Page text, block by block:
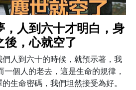
，人到六十才明白，身
後，心就空了
們人到六十的時候，就預示著，我
個人的老去，這是生命的規律，
生命密碼，我們坦然接受為好。